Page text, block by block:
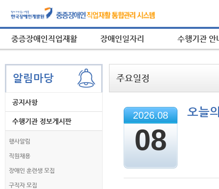
중증장애인직업재활 장애인일자리 수행기관 안
알림마당
공지사항
수행기관 정보게시판
행사알림
직원채용
장애인 훈련생 모집
구직자 모집
주요일정
2026.08
08
토요일
오늘